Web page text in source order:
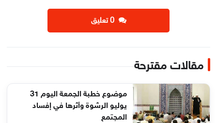
‫0 تعليق
مقالات مقترحة
موضوع خطبة الجمعة اليوم 31
يوليو الرشوة وأثرها في إفساد
المجتمع